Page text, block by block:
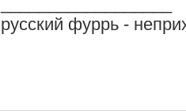
русский фуррь -